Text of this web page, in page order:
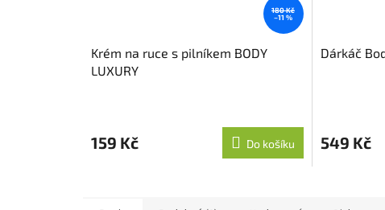
180 Kč
–11 %
Krém na ruce s pilníkem BODY
LUXURY
159 Kč Do košíku
Dárkáč
549 Kč